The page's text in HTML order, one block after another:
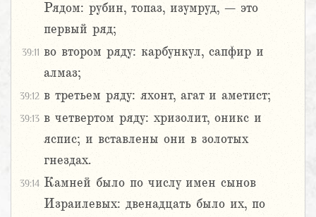
Рядом: рубин, топаз, изумруд, – это
первый ряд;
39:11 во втором ряду: карбункул, сапфир и
алмаз;
39:12 в третьем ряду: яхонт, агат и аметист;
39:13 в четвертом ряду: хризолит, оникс и
яспис; и вставлены они в золотых
гнездах.
39:14 Камней было по числу имен сынов
Израилевых: двенадцать было их, по